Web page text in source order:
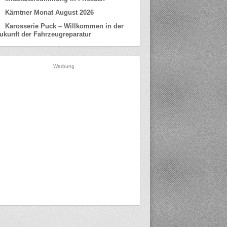
Kärntner Monat August 2026
Karosserie Puck – Willkommen in der
der Fahrzeugreparatur
Werbung